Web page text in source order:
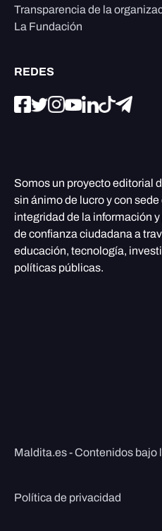
Transparencia de la
La Fundación
REDES
Somos un proyecto editorial
sin ánimo de lucro y con
integridad de la información
de confianza ciudadana a
educación, tecnología,
políticas públicas.
Maldita.es - Contenidos bajo
Política de privacidad